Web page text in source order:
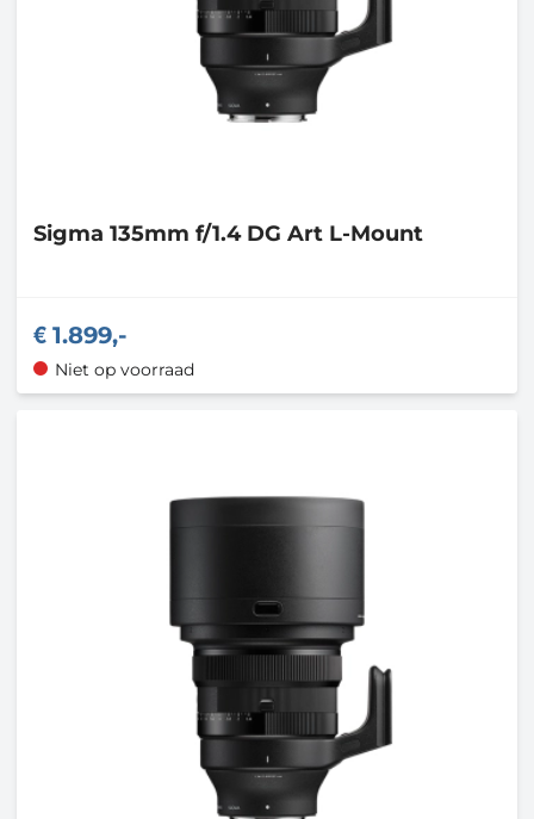
Sigma 135mm f/1.4 DG Art L-Mount
1.899,-
Niet op voorraad